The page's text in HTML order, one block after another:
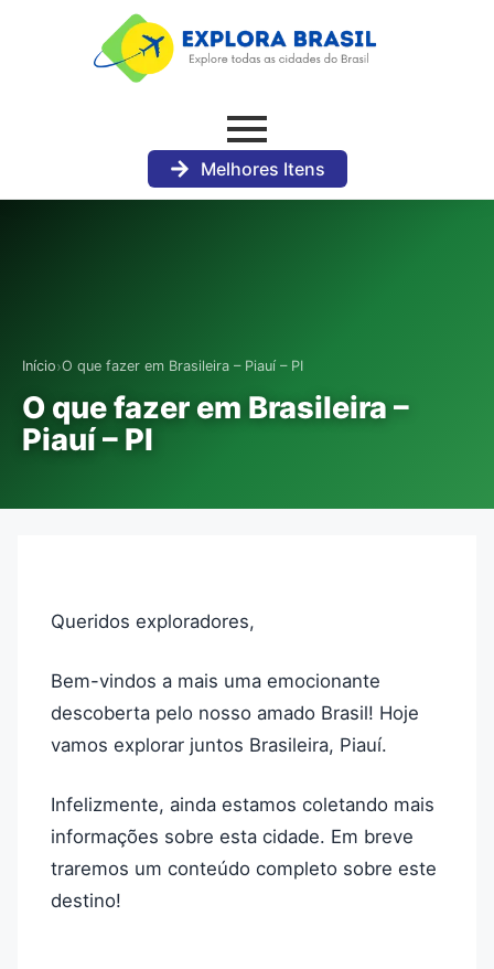
Melhores Itens
Início›O que fazer em Brasileira – Piauí – PI
O que fazer em Brasileira –
Piauí – PI
Queridos exploradores,
Bem-vindos a mais uma emocionante
descoberta pelo nosso amado Brasil! Hoje
vamos explorar juntos Brasileira, Piauí.
Infelizmente, ainda estamos coletando mais
informações sobre esta cidade. Em breve
traremos um conteúdo completo sobre este
destino!